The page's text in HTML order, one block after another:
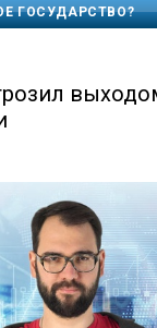
ГОСУДАРСТВО?